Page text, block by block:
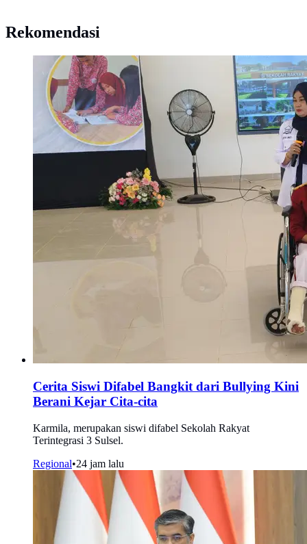
Rekomendasi
Cerita Siswi Difabel Bangkit dari Bullying Kini
Berani Kejar Cita-cita
Karmila, merupakan siswi difabel Sekolah Rakyat
Terintegrasi 3 Sulsel.
Regional•24 jam lalu